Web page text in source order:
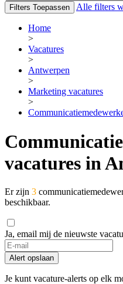
Filters Toepassen Alle filters
Home
>
Vacatures
>
Antwerpen
>
Marketing vacatures
>
vacatures in
Er zijn 3
beschikbaar.
Ja, email mij de nieuwste
Alert opslaan
Je kunt vacature-alerts op elk